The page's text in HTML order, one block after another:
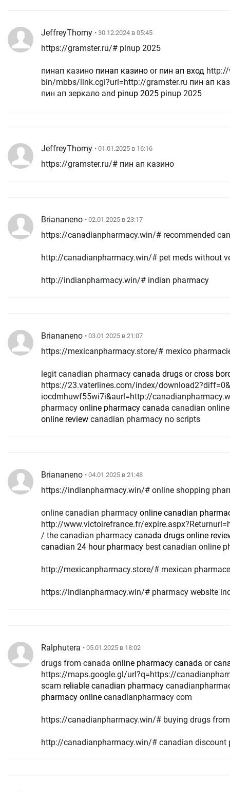
JeffreyThomy • 30.12.2024 в 05:45
https://gramster.ru/# pinup 2025
пинап казино пинап казино or пин ап вход
bin/mbbs/link.cgi?url=http://gramster.ru пин ап
пин ап зеркало and pinup 2025 pinup 2025
JeffreyThomy • 01.01.2025 в 16:16
https://gramster.ru/# пин ап казино
Briananeno • 02.01.2025 в 23:17
https://canadianpharmacy.win/# recommended
http://canadianpharmacy.win/# pet meds without
http://indianpharmacy.win/# indian pharmacy
Briananeno • 03.01.2025 в 21:07
https://mexicanpharmacy.store/# mexico
legit canadian pharmacy canada drugs orcross
https://23.vaterlines.com/index/
iocdmhuwf55wi7i&aurl=http://
pharmacy online pharmacy canada canadian
online review canadian pharmacy no scripts
Briananeno • 04.01.2025 в 21:48
https://indianpharmacy.win/# online shopping
online canadian pharmacy online canadian
http://www.victoirefrance.fr/
/ the canadian pharmacy canada drugs online
canadian 24 hour pharmacy best canadian online
http://mexicanpharmacy.store/# mexican
https://indianpharmacy.win/# pharmacy website
Ralphutera • 05.01.2025 в 18:02
drugs from canada online pharmacy canada or
https://maps.google.gl/url?q=https://
scam reliable canadian pharmacy
pharmacy online canadianpharmacy com
https://canadianpharmacy.win/# buying drugs
http://canadianpharmacy.win/# canadian discount